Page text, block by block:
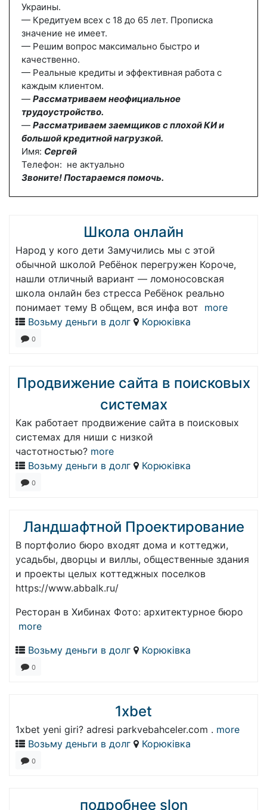
Украины.
— Кредитуем всех с 18 до 65 лет. Прописка
значение не имеет.
— Решим вопрос максимально быстро и
качественно.
— Реальные кредиты и эффективная работа с
каждым клиентом.
— Рассматриваем неофициальное
трудоустройство.
— Рассматриваем заемщиков с плохой КИ и
большой кредитной нагрузкой.
Имя: Сергей
Телефон: не актуально
Звоните! Постараемся помочь.
Школа онлайн
Народ у кого дети Замучились мы с этой
обычной школой Ребёнок перегружен Короче,
нашли отличный вариант — ломоносовская
школа онлайн без стресса Ребёнок реально
понимает тему В общем, вся инфа вот more
Возьму деньги в долг
Корюківка
0
Продвижение сайта в поисковых
системах
Как работает продвижение сайта в поисковых
системах для ниши с низкой
частотностью? more
Возьму деньги в долг
Корюківка
0
Ландшафтной Проектирование
В портфолио бюро входят дома и коттеджи,
усадьбы, дворцы и виллы, общественные здания
и проекты целых коттеджных поселков
https://www.abbalk.ru/
Ресторан в Хибинах Фото: архитектурное бюро
more
Возьму деньги в долг
Корюківка
0
1xbet
1xbet yeni giri? adresi parkvebahceler.com . more
Возьму деньги в долг
Корюківка
0
подробнее slon